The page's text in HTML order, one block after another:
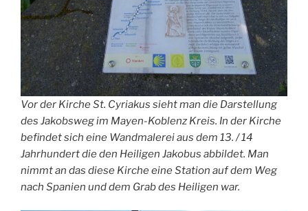
Vor der Kirche St. Cyriakus sieht man die Darstellung
des Jakobsweg im Mayen-Koblenz Kreis. In der Kirche
befindet sich eine Wandmalerei aus dem 13. / 14
Jahrhundert die den Heiligen Jakobus abbildet. Man
nimmt an das diese Kirche eine Station auf dem Weg
nach Spanien und dem Grab des Heiligen war.